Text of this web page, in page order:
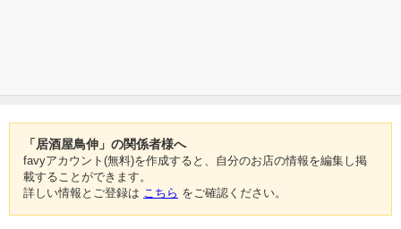
「居酒屋鳥伸」の関係者様へ
favyアカウント(無料)を作成すると、自分のお店の情報を編集し掲
載することができます。
詳しい情報とご登録は こちら をご確認ください。